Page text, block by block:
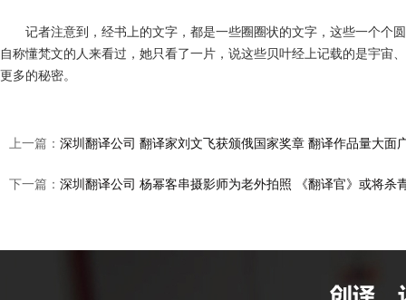
记者注意到，经书上的文字，都是一些圈圈状的文字，这些一个个
自称懂梵文的人来看过，她只看了一片，说这些贝叶经上记载的是宇宙
更多的秘密。
上一篇： 深圳翻译公司 翻译家刘文飞获颁俄国家奖章 翻译作品量大面
下一篇： 深圳翻译公司 杨幂客串摄影师为老外拍照 《翻译官》或将杀